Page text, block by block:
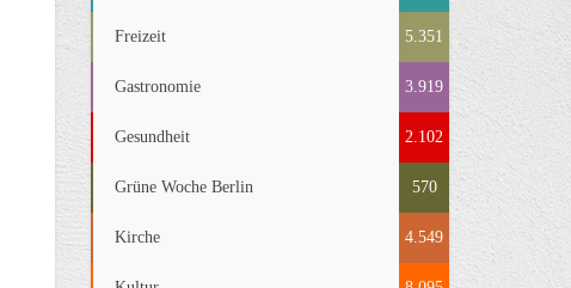
Freizeit 5.351
Gastronomie 3.919
Gesundheit 2.102
Grüne Woche Berlin 570
Kirche 4.549